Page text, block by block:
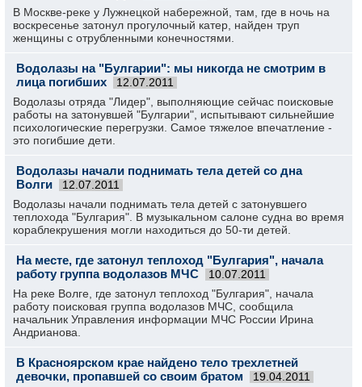
В Москве-реке у Лужнецкой набережной, там, где в ночь на
воскресенье затонул прогулочный катер, найден труп
женщины с отрубленными конечностями.
Водолазы на "Булгарии": мы никогда не смотрим в
лица погибших
12.07.2011
Водолазы отряда "Лидер", выполняющие сейчас поисковые
работы на затонувшей "Булгарии", испытывают сильнейшие
психологические перегрузки. Самое тяжелое впечатление -
это погибшие дети.
Водолазы начали поднимать тела детей со дна
Волги
12.07.2011
Водолазы начали поднимать тела детей с затонувшего
теплохода "Булгария". В музыкальном салоне судна во время
кораблекрушения могли находиться до 50-ти детей.
На месте, где затонул теплоход "Булгария", начала
работу группа водолазов МЧС
10.07.2011
На реке Волге, где затонул теплоход "Булгария", начала
работу поисковая группа водолазов МЧС, сообщила
начальник Управления информации МЧС России Ирина
Андрианова.
В Красноярском крае найдено тело трехлетней
девочки, пропавшей со своим братом
19.04.2011